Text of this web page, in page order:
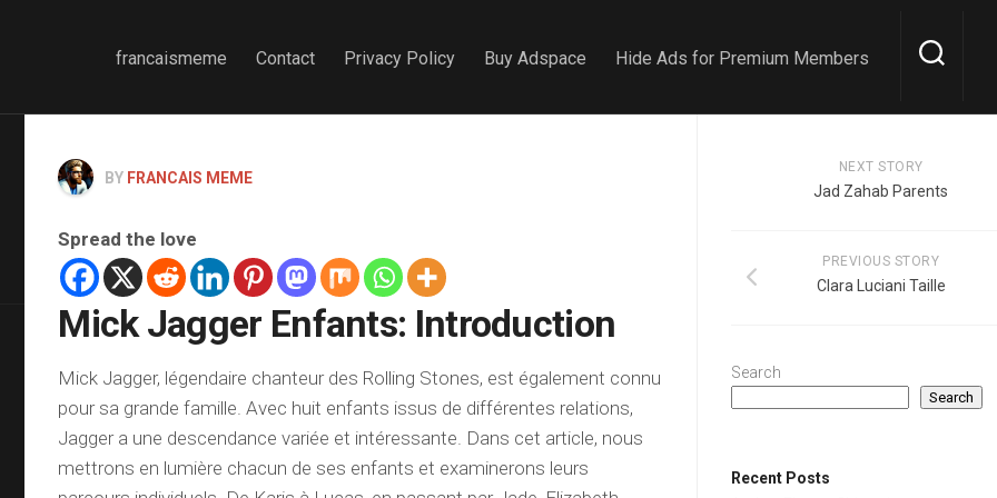
francaismeme Contact Privacy Policy Buy Adspace Hide Ads for Premium Members
BY FRANCAIS MEME
Spread the love
Mick Jagger Enfants: Introduction
Mick Jagger, légendaire chanteur des Rolling Stones, est également connu
pour sa grande famille. Avec huit enfants issus de différentes relations,
Jagger a une descendance variée et intéressante. Dans cet article, nous
mettrons en lumière chacun de ses enfants et examinerons leurs
NEXT STORY
Jad Zahab Parents
PREVIOUS STORY
Clara Luciani Taille
Search
Search
Recent Posts